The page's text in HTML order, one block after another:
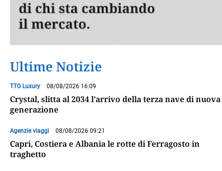
Ultime Notizie
TTG Luxury 08/08/2026 16:09
Crystal, slitta al 2034 l’arrivo della terza nave di nuova
generazione
Agenzie viaggi 08/08/2026 09:21
Capri, Costiera e Albania le rotte di Ferragosto in
traghetto